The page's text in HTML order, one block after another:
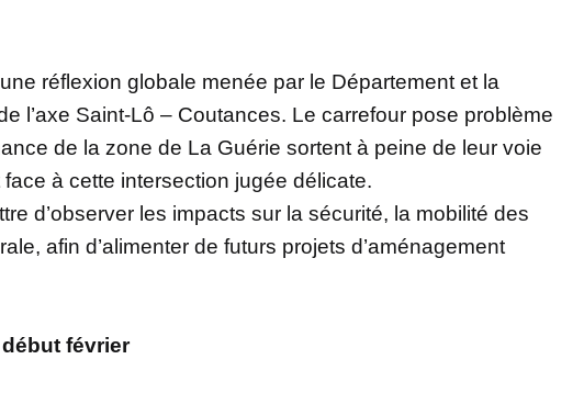
réflexion globale menée par le Département et la
l’axe Saint-Lô – Coutances. Le carrefour pose problème
de la zone de La Guérie sortent à peine de leur voie
face à cette intersection jugée délicate.
d’observer les impacts sur la sécurité, la mobilité des
afin d’alimenter de futurs projets d’aménagement
février